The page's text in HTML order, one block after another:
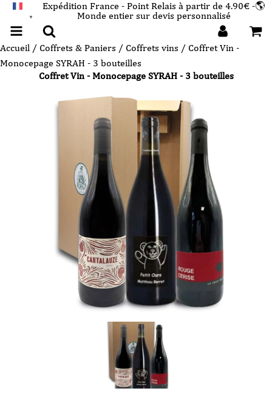
▼
Expédition France - Point Relais à partir de 4.90€ -🌎
Monde entier sur devis personnalisé
Accueil / Coffrets & Paniers / Coffrets vins / Coffret Vin -
Monocepage SYRAH - 3 bouteilles
Coffret Vin - Monocepage SYRAH - 3 bouteilles